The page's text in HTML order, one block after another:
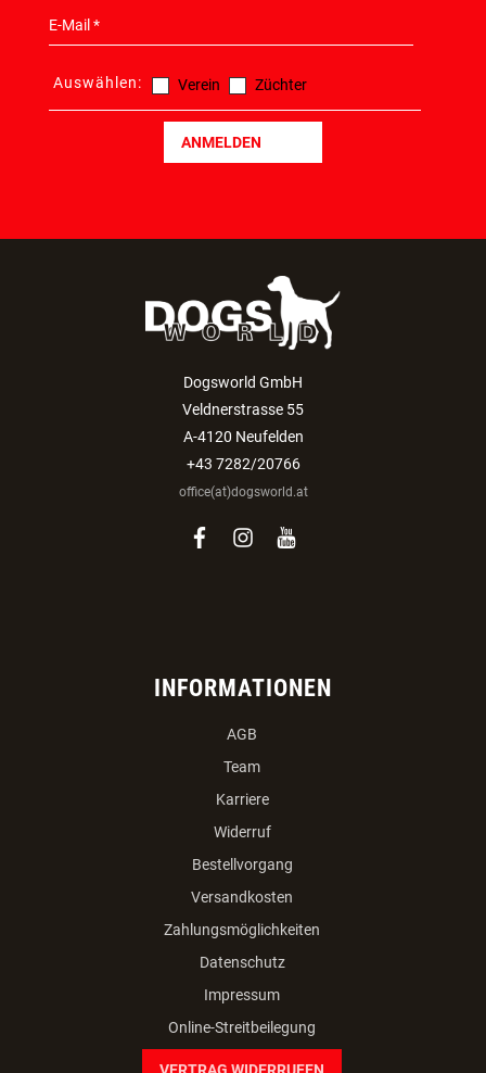
Auswählen: Verein Züchter
ANMELDEN
Dogsworld GmbH
Veldnerstrasse 55
A-4120 Neufelden
+43 7282/20766
office(at)dogsworld.at
facebook
instagram
youtube
INFORMATIONEN
AGB
Team
Karriere
Widerruf
Bestellvorgang
Versandkosten
Zahlungsmöglichkeiten
Datenschutz
Impressum
Online-Streitbeilegung